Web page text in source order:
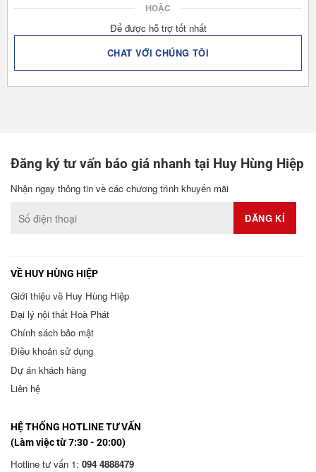
HOẶC
Để được hỗ trợ tốt nhất
CHAT VỚI CHÚNG TÔI
Đăng ký tư vấn báo giá nhanh tại Huy Hùng Hiệp
Nhận ngay thông tin về các chương trình khuyến mãi
VỀ HUY HÙNG HIỆP
Giới thiệu về Huy Hùng Hiệp
Đại lý nội thất Hoà Phát
Chính sách bảo mật
Điều khoản sử dụng
Dự án khách hàng
Liên hệ
HỆ THỐNG HOTLINE TƯ VẤN
(Làm việc từ 7:30 - 20:00)
Hotline tư vấn 1: 094 4888479